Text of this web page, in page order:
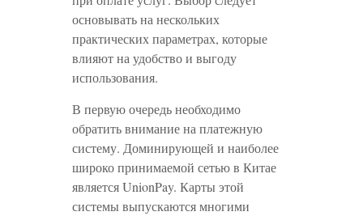
основывать на нескольких
практических параметрах, которые
влияют на удобство и выгоду
использования.
В первую очередь необходимо
обратить внимание на платежную
систему. Доминирующей и наиболее
широко принимаемой сетью в Китае
является UnionPay. Карты этой
системы выпускаются многими